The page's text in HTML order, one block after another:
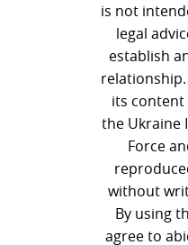
is not
legal
establish
its
the Ukraine
Force
without
By using
agree to